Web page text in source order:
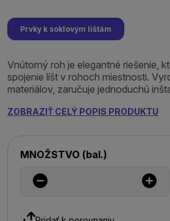
Prvky k soklovým lištám
Vnútorný roh je elegantné riešenie,
spojenie líšt v rohoch miestnosti.
materiálov, zaručuje jednoduchú
ZOBRAZIŤ CELÝ POPIS PRODUKTU
MNOŽSTVO (bal.)